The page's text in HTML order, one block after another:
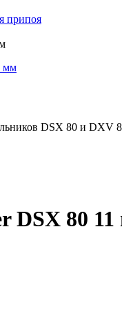
припоя
DSX 80 и DXV
DSX 80